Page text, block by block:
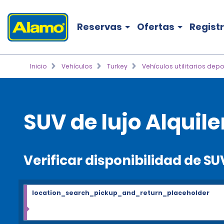
Reservas Ofertas
Inicio Vehículos Turkey Vehículos utilitarios
SUV de lujo
Verificar disponibilidad de
location_search_pickup_and_return_placeholder